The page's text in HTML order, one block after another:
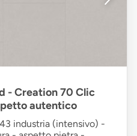
- Creation 70 Clic
autentico
industria (intensivo) -